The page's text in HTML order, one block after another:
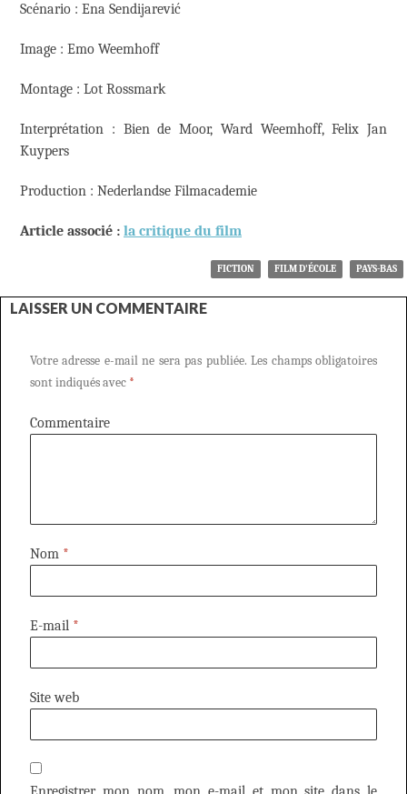
Scénario : Ena Sendijarević
Image : Emo Weemhoff
Montage : Lot Rossmark
Interprétation : Bien de Moor, Ward Weemhoff, Felix Jan
Kuypers
Production : Nederlandse Filmacademie
Article associé : la critique du film
FICTION FILM D'ÉCOLE PAYS-BAS
LAISSER UN COMMENTAIRE
Votre adresse e-mail ne sera pas publiée. Les champs obligatoires
sont indiqués avec *
Commentaire
Nom *
E-mail *
Site web